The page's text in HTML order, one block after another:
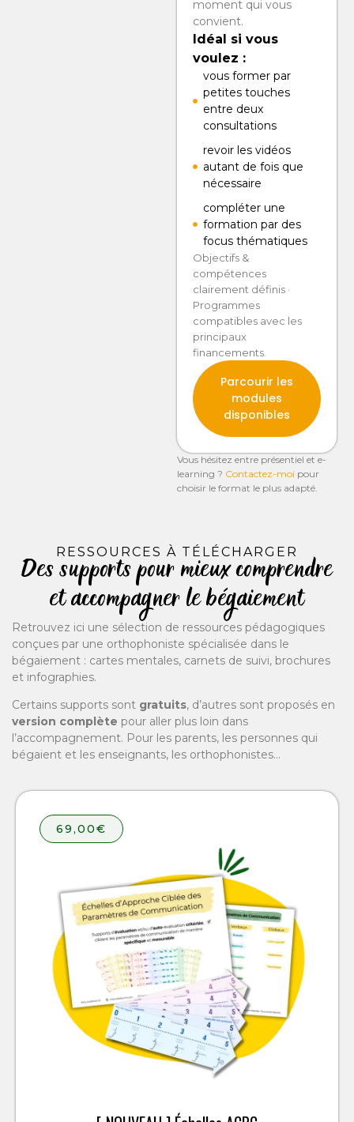
moment qui vous
convient.
Idéal si vous
voulez :
vous former par
petites touches
entre deux
consultations
revoir les vidéos
autant de fois que
nécessaire
compléter une
formation par des
focus thématiques
Objectifs &
compétences
clairement définis ·
Programmes
compatibles avec les
principaux
financements.
Parcourir les
modules
disponibles
Vous hésitez entre présentiel et e-
learning ? Contactez-moi pour
choisir le format le plus adapté.
RESSOURCES À TÉLÉCHARGER
Des supports pour mieux comprendre
et accompagner le bégaiement
Retrouvez ici une sélection de ressources pédagogiques
conçues par une orthophoniste spécialisée dans le
bégaiement : cartes mentales, carnets de suivi, brochures
et infographies.
Certains supports sont gratuits, d’autres sont proposés en
version complète pour aller plus loin dans
l’accompagnement. Pour les parents, les personnes qui
bégaient et les enseignants, les orthophonistes…
69,00€